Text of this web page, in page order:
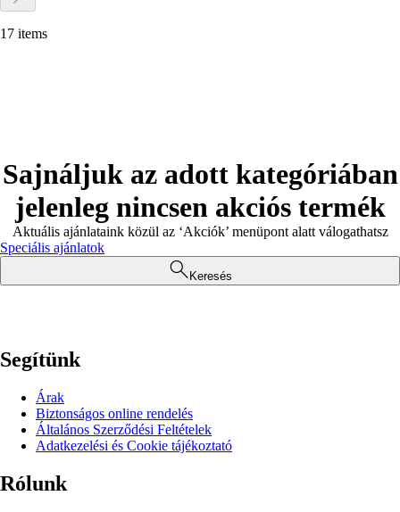
17 items
Sajnáljuk az adott kategóriában
jelenleg nincsen akciós termék
Aktuális ajánlataink közül az ‘Akciók’ menüpont alatt válogathatsz
Speciális ajánlatok
Keresés
Segítünk
Árak
Biztonságos online rendelés
Általános Szerződési Feltételek
Adatkezelési és Cookie tájékoztató
Rólunk